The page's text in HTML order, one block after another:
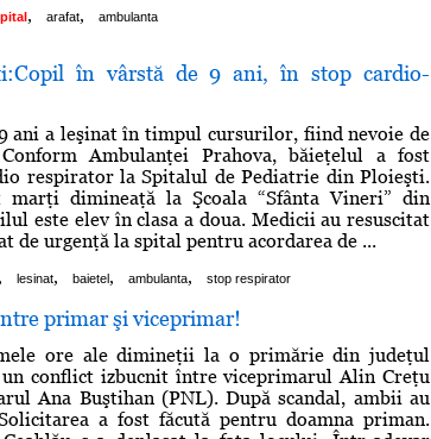
, arafat, ambulanta
în vârstă de 9 ani, în stop cardio-
ani a leşinat în timpul cursurilor, fiind nevoie de
Ambulanţei Prahova, băieţelul a fost
respirator la Spitalul de Pediatrie din Ploieşti.
marţi dimineaţă la Şcoala “Sfânta Vineri” din
este elev în clasa a doua. Medicii au resuscitat
de urgenţă la spital pentru acordarea de ...
, lesinat, baietel, ambulanta, stop respirator
primar şi viceprimar!
ore ale dimineţii la o primărie din judeţul
conflict izbucnit între viceprimarul Alin Creţu
Ana Buştihan (PNL). După scandal, ambii au
a fost făcută pentru doamna priman.